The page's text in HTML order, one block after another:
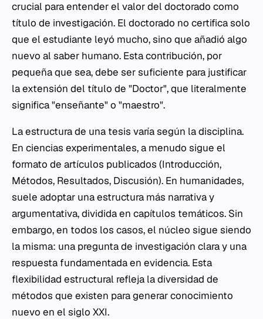
crucial para entender el valor del doctorado como
título de investigación. El doctorado no certifica solo
que el estudiante leyó mucho, sino que añadió algo
nuevo al saber humano. Esta contribución, por
pequeña que sea, debe ser suficiente para justificar
la extensión del título de "Doctor", que literalmente
significa "enseñante" o "maestro".
La estructura de una tesis varía según la disciplina.
En ciencias experimentales, a menudo sigue el
formato de artículos publicados (Introducción,
Métodos, Resultados, Discusión). En humanidades,
suele adoptar una estructura más narrativa y
argumentativa, dividida en capítulos temáticos. Sin
embargo, en todos los casos, el núcleo sigue siendo
la misma: una pregunta de investigación clara y una
respuesta fundamentada en evidencia. Esta
flexibilidad estructural refleja la diversidad de
métodos que existen para generar conocimiento
nuevo en el siglo XXI.